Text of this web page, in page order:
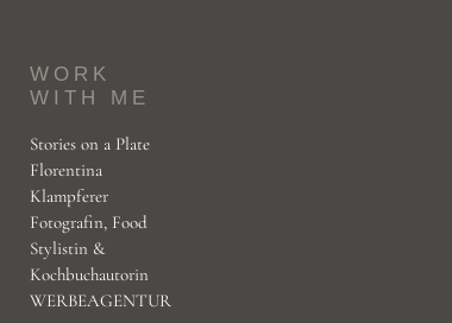
WORK
WITH ME
Stories on a Plate
Florentina
Klampferer
Fotografin, Food
Stylistin &
Kochbuchautorin
WERBEAGENTUR